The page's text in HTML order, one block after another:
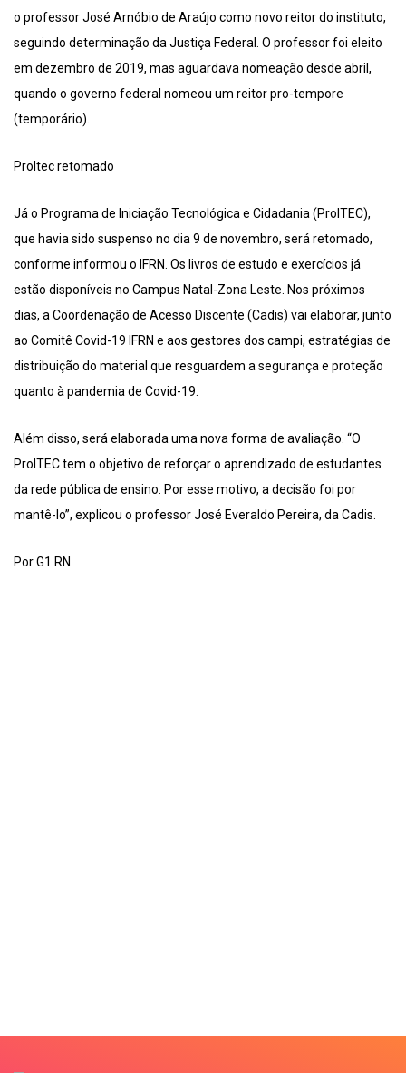
o professor José Arnóbio de Araújo como novo reitor do instituto,
seguindo determinação da Justiça Federal. O professor foi eleito
em dezembro de 2019, mas aguardava nomeação desde abril,
quando o governo federal nomeou um reitor pro-tempore
(temporário).
ProItec retomado
Já o Programa de Iniciação Tecnológica e Cidadania (ProITEC),
que havia sido suspenso no dia 9 de novembro, será retomado,
conforme informou o IFRN. Os livros de estudo e exercícios já
estão disponíveis no Campus Natal-Zona Leste. Nos próximos
dias, a Coordenação de Acesso Discente (Cadis) vai elaborar, junto
ao Comitê Covid-19 IFRN e aos gestores dos campi, estratégias de
distribuição do material que resguardem a segurança e proteção
quanto à pandemia de Covid-19.
Além disso, será elaborada uma nova forma de avaliação. “O
ProITEC tem o objetivo de reforçar o aprendizado de estudantes
da rede pública de ensino. Por esse motivo, a decisão foi por
mantê-lo”, explicou o professor José Everaldo Pereira, da Cadis.
Por G1 RN